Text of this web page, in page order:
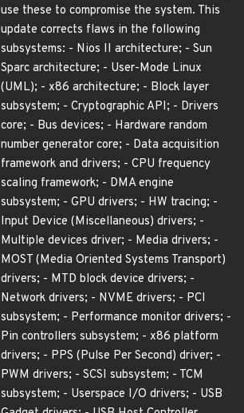
use these to compromise the system. This
update corrects flaws in the following
subsystems: - Nios II architecture; - Sun
Sparc architecture; - User-Mode Linux
(UML); - x86 architecture; - Block layer
subsystem; - Cryptographic API; - Drivers
core; - Bus devices; - Hardware random
number generator core; - Data acquisition
framework and drivers; - CPU frequency
scaling framework; - DMA engine
subsystem; - GPU drivers; - HW tracing; -
Input Device (Miscellaneous) drivers; -
Multiple devices driver; - Media drivers; -
MOST (Media Oriented Systems Transport)
drivers; - MTD block device drivers; -
Network drivers; - NVME drivers; - PCI
subsystem; - Performance monitor drivers; -
Pin controllers subsystem; - x86 platform
drivers; - PPS (Pulse Per Second) driver; -
PWM drivers; - SCSI subsystem; - TCM
subsystem; - Userspace I/O drivers; - USB